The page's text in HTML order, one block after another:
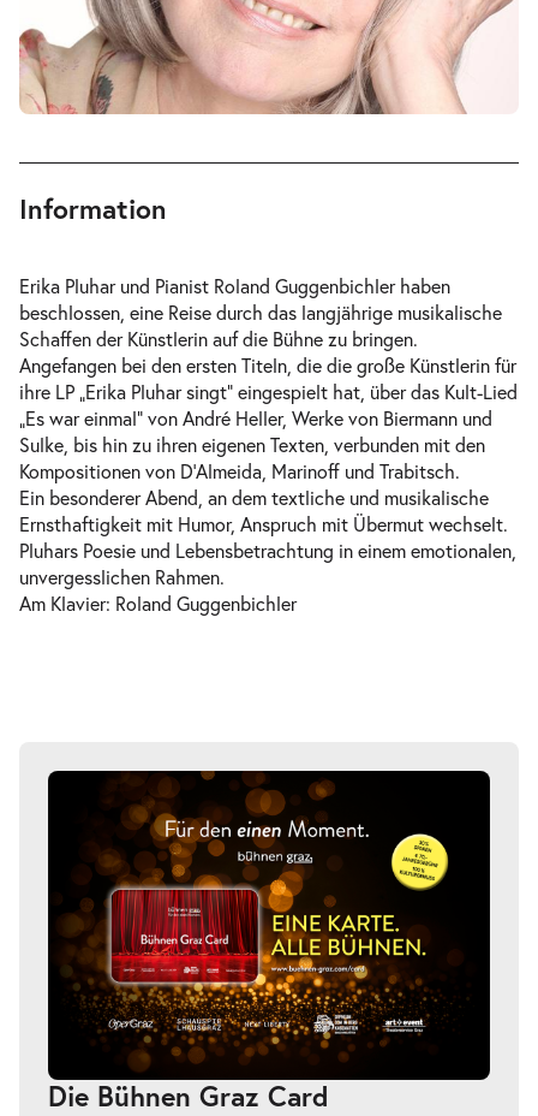
Information
Erika Pluhar und Pianist Roland Guggenbichler haben
beschlossen, eine Reise durch das langjährige musikalische
Schaffen der Künstlerin auf die Bühne zu bringen.
Angefangen bei den ersten Titeln, die die große Künstlerin für
ihre LP „Erika Pluhar singt“ eingespielt hat, über das Kult-Lied
„Es war einmal“ von André Heller, Werke von Biermann und
Sulke, bis hin zu ihren eigenen Texten, verbunden mit den
Kompositionen von D’Almeida, Marinoff und Trabitsch.
Ein besonderer Abend, an dem textliche und musikalische
Ernsthaftigkeit mit Humor, Anspruch mit Übermut wechselt.
Pluhars Poesie und Lebensbetrachtung in einem emotionalen,
unvergesslichen Rahmen.
Am Klavier: Roland Guggenbichler
Die Bühnen Graz Card